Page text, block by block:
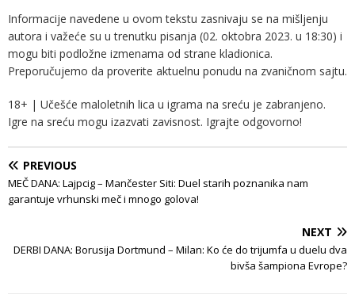
Informacije navedene u ovom tekstu zasnivaju se na mišljenju
autora i važeće su u trenutku pisanja (02. oktobra 2023. u 18:30) i
mogu biti podložne izmenama od strane kladionica.
Preporučujemo da proverite aktuelnu ponudu na zvaničnom sajtu.
18+ | Učešće maloletnih lica u igrama na sreću je zabranjeno.
Igre na sreću mogu izazvati zavisnost. Igrajte odgovorno!
PREVIOUS
MEČ DANA: Lajpcig – Mančester Siti: Duel starih poznanika nam
garantuje vrhunski meč i mnogo golova!
NEXT
DERBI DANA: Borusija Dortmund – Milan: Ko će do trijumfa u duelu dva
bivša šampiona Evrope?